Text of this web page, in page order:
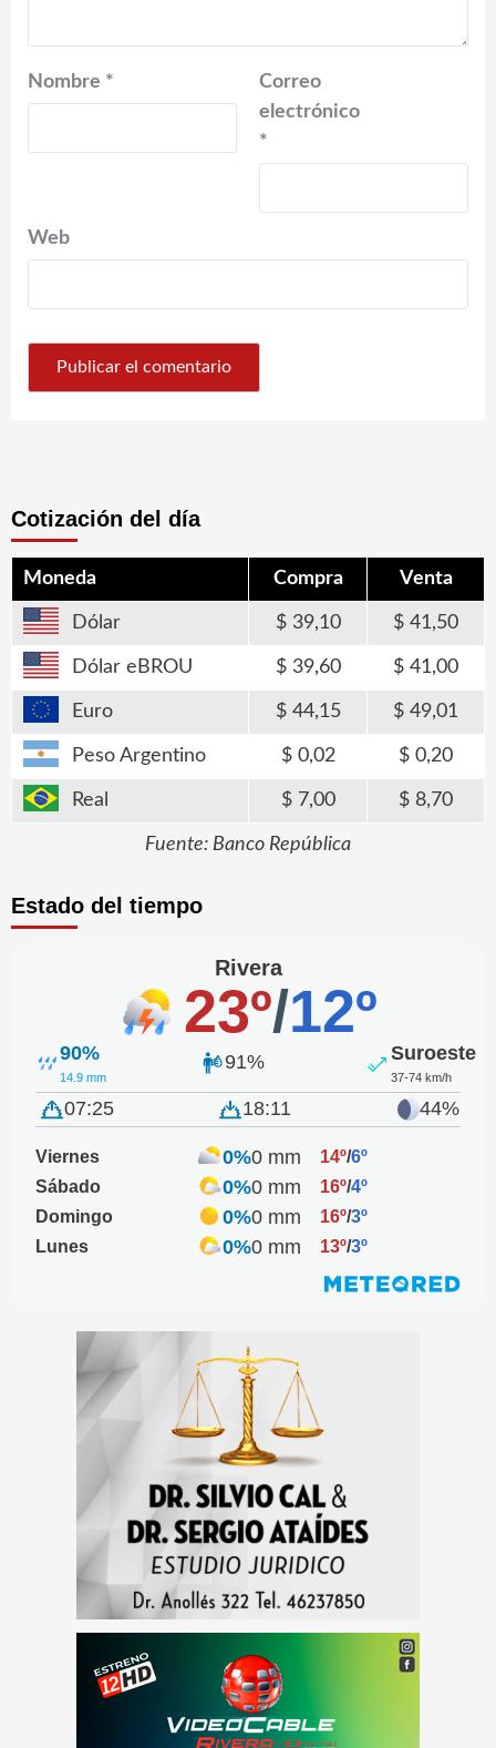
Nombre *
Correo
electrónico
*
Web
Cotización del día
Moneda Compra Venta
Dólar 39,10 41,50
Dólar eBROU 39,60 41,00
Euro 44,15 49,01
Peso Argentino 0,02 0,20
Real 7,00 8,70
Fuente: Banco República
Estado del tiempo
Rivera
23º/12º
90%
14.9 mm
91% Suroeste
37-74 km/h
07:25 18:11 44%
Viernes 0%0 mm 14º/6º
Sábado
0%0 mm 16º/4º
Domingo
0%0 mm 16º/3º
Lunes
0%0 mm 13º/3º